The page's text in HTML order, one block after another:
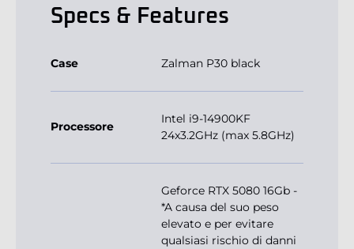
Specs & Features
Case Zalman P30 black
Processore
Intel i9-14900KF
24x3.2GHz (max 5.8GHz)
Geforce RTX 5080 16Gb -
*A causa del suo peso
elevato e per evitare
qualsiasi rischio di danni